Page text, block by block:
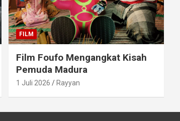
FILM
Film Foufo Mengangkat Kisah
Pemuda Madura
1 Juli 2026 Rayyan